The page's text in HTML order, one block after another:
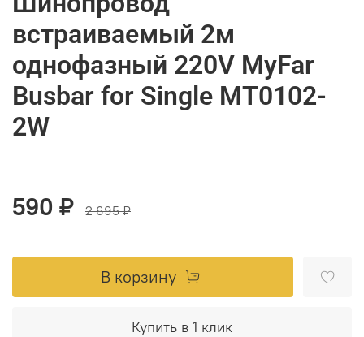
встраиваемый 2м
однофазный 220V MyFar
Busbar for Single MT0102-
2W
590 ₽ 2 695 ₽
В корзину
Купить в 1 клик